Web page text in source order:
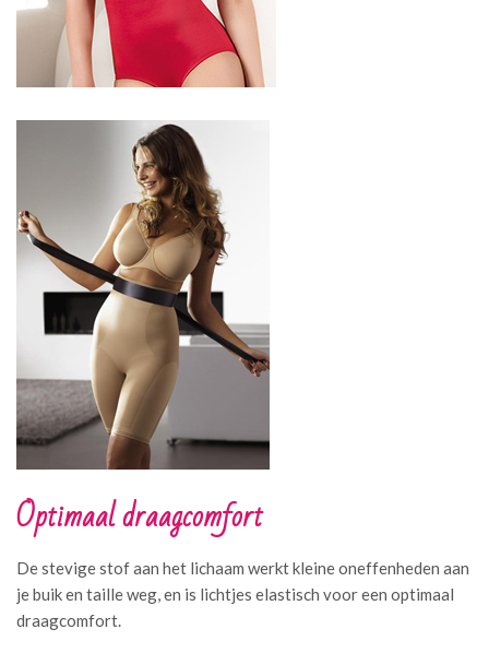
Optimaal draagcomfort
De stevige stof aan het lichaam werkt kleine oneffenheden aan
je buik en taille weg, en is lichtjes elastisch voor een optimaal
draagcomfort.